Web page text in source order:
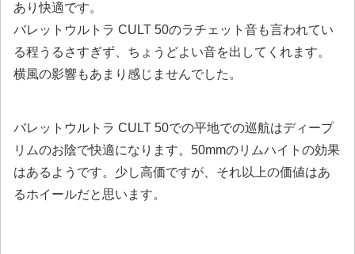
あり快適です。
バレットウルトラ CULT 50のラチェット音も言われてい
る程うるさすぎず、ちょうどよい音を出してくれます。
横風の影響もあまり感じませんでした。
バレットウルトラ CULT 50での平地での巡航はディープ
リムのお陰で快適になります。50mmのリムハイトの効果
はあるようです。少し高価ですが、それ以上の価値はあ
るホイールだと思います。